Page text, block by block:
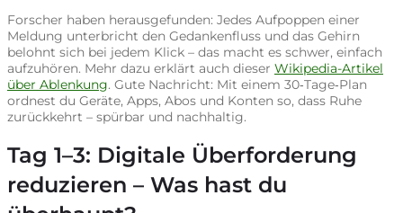
Forscher haben herausgefunden: Jedes Aufpoppen einer
Meldung unterbricht den Gedankenfluss und das Gehirn
belohnt sich bei jedem Klick – das macht es schwer, einfach
aufzuhören. Mehr dazu erklärt auch dieser Wikipedia-Artikel
über Ablenkung. Gute Nachricht: Mit einem 30‑Tage‑Plan
ordnest du Geräte, Apps, Abos und Konten so, dass Ruhe
zurückkehrt – spürbar und nachhaltig.
Tag 1–3: Digitale Überforderung
reduzieren – Was hast du